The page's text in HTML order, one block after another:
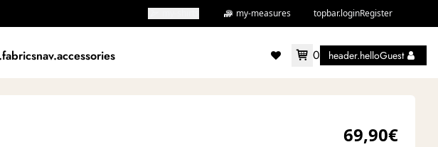
my-measures topbar.loginRegister
nav.accessories accountMenu.wishlist
0 header.helloGuest
69,90€